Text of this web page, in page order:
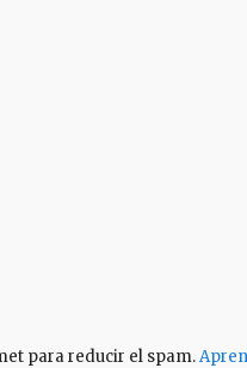
para reducir el spam.